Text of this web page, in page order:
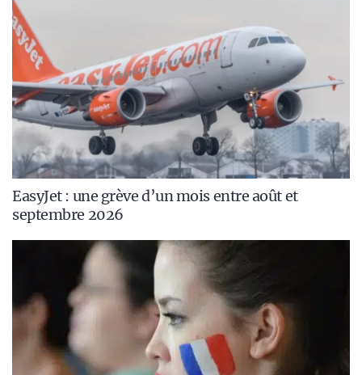
EasyJet : une grève d’un mois entre août et
septembre 2026